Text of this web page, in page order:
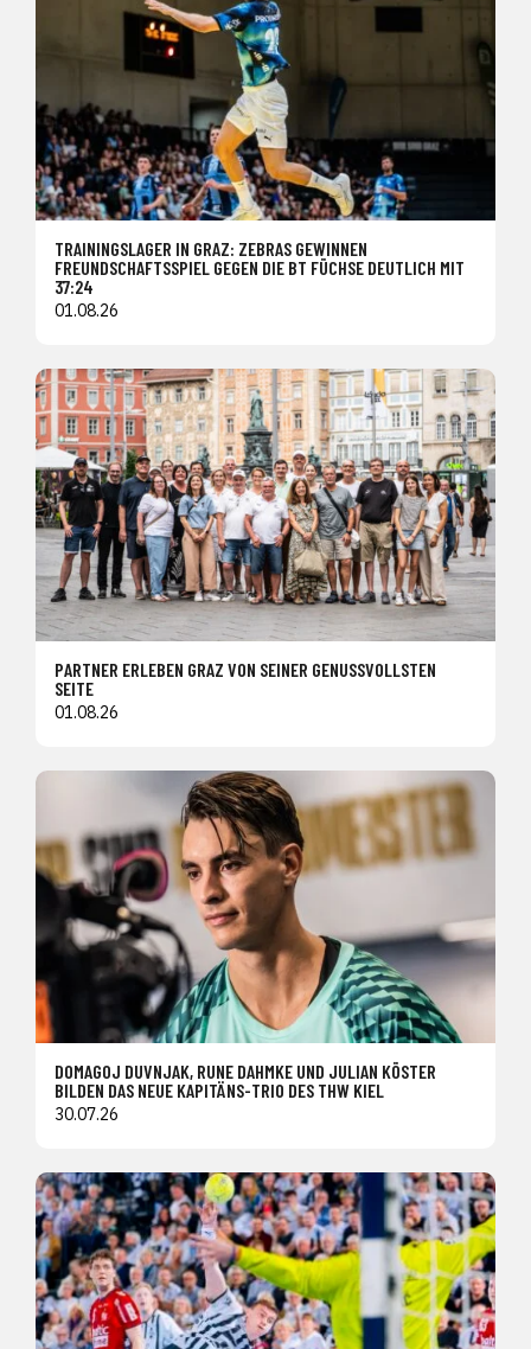
TRAININGSLAGER IN GRAZ: ZEBRAS GEWINNEN
FREUNDSCHAFTSSPIEL GEGEN DIE BT FÜCHSE DEUTLICH MIT
37:24
01.08.26
PARTNER ERLEBEN GRAZ VON SEINER GENUSSVOLLSTEN
SEITE
01.08.26
DOMAGOJ DUVNJAK, RUNE DAHMKE UND JULIAN KÖSTER
BILDEN DAS NEUE KAPITÄNS-TRIO DES THW KIEL
30.07.26